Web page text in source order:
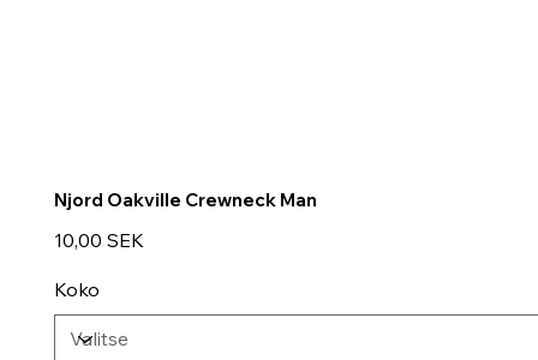
Njord Oakville Crewneck Man
Hinta
10,00 SEK
Koko